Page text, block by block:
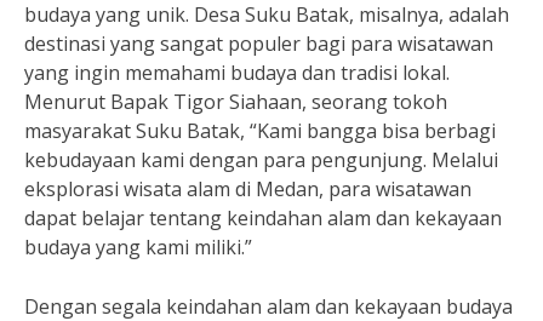
budaya yang unik. Desa Suku Batak, misalnya, adalah
destinasi yang sangat populer bagi para wisatawan
yang ingin memahami budaya dan tradisi lokal.
Menurut Bapak Tigor Siahaan, seorang tokoh
masyarakat Suku Batak, “Kami bangga bisa berbagi
kebudayaan kami dengan para pengunjung. Melalui
eksplorasi wisata alam di Medan, para wisatawan
dapat belajar tentang keindahan alam dan kekayaan
budaya yang kami miliki.”
Dengan segala keindahan alam dan kekayaan budaya